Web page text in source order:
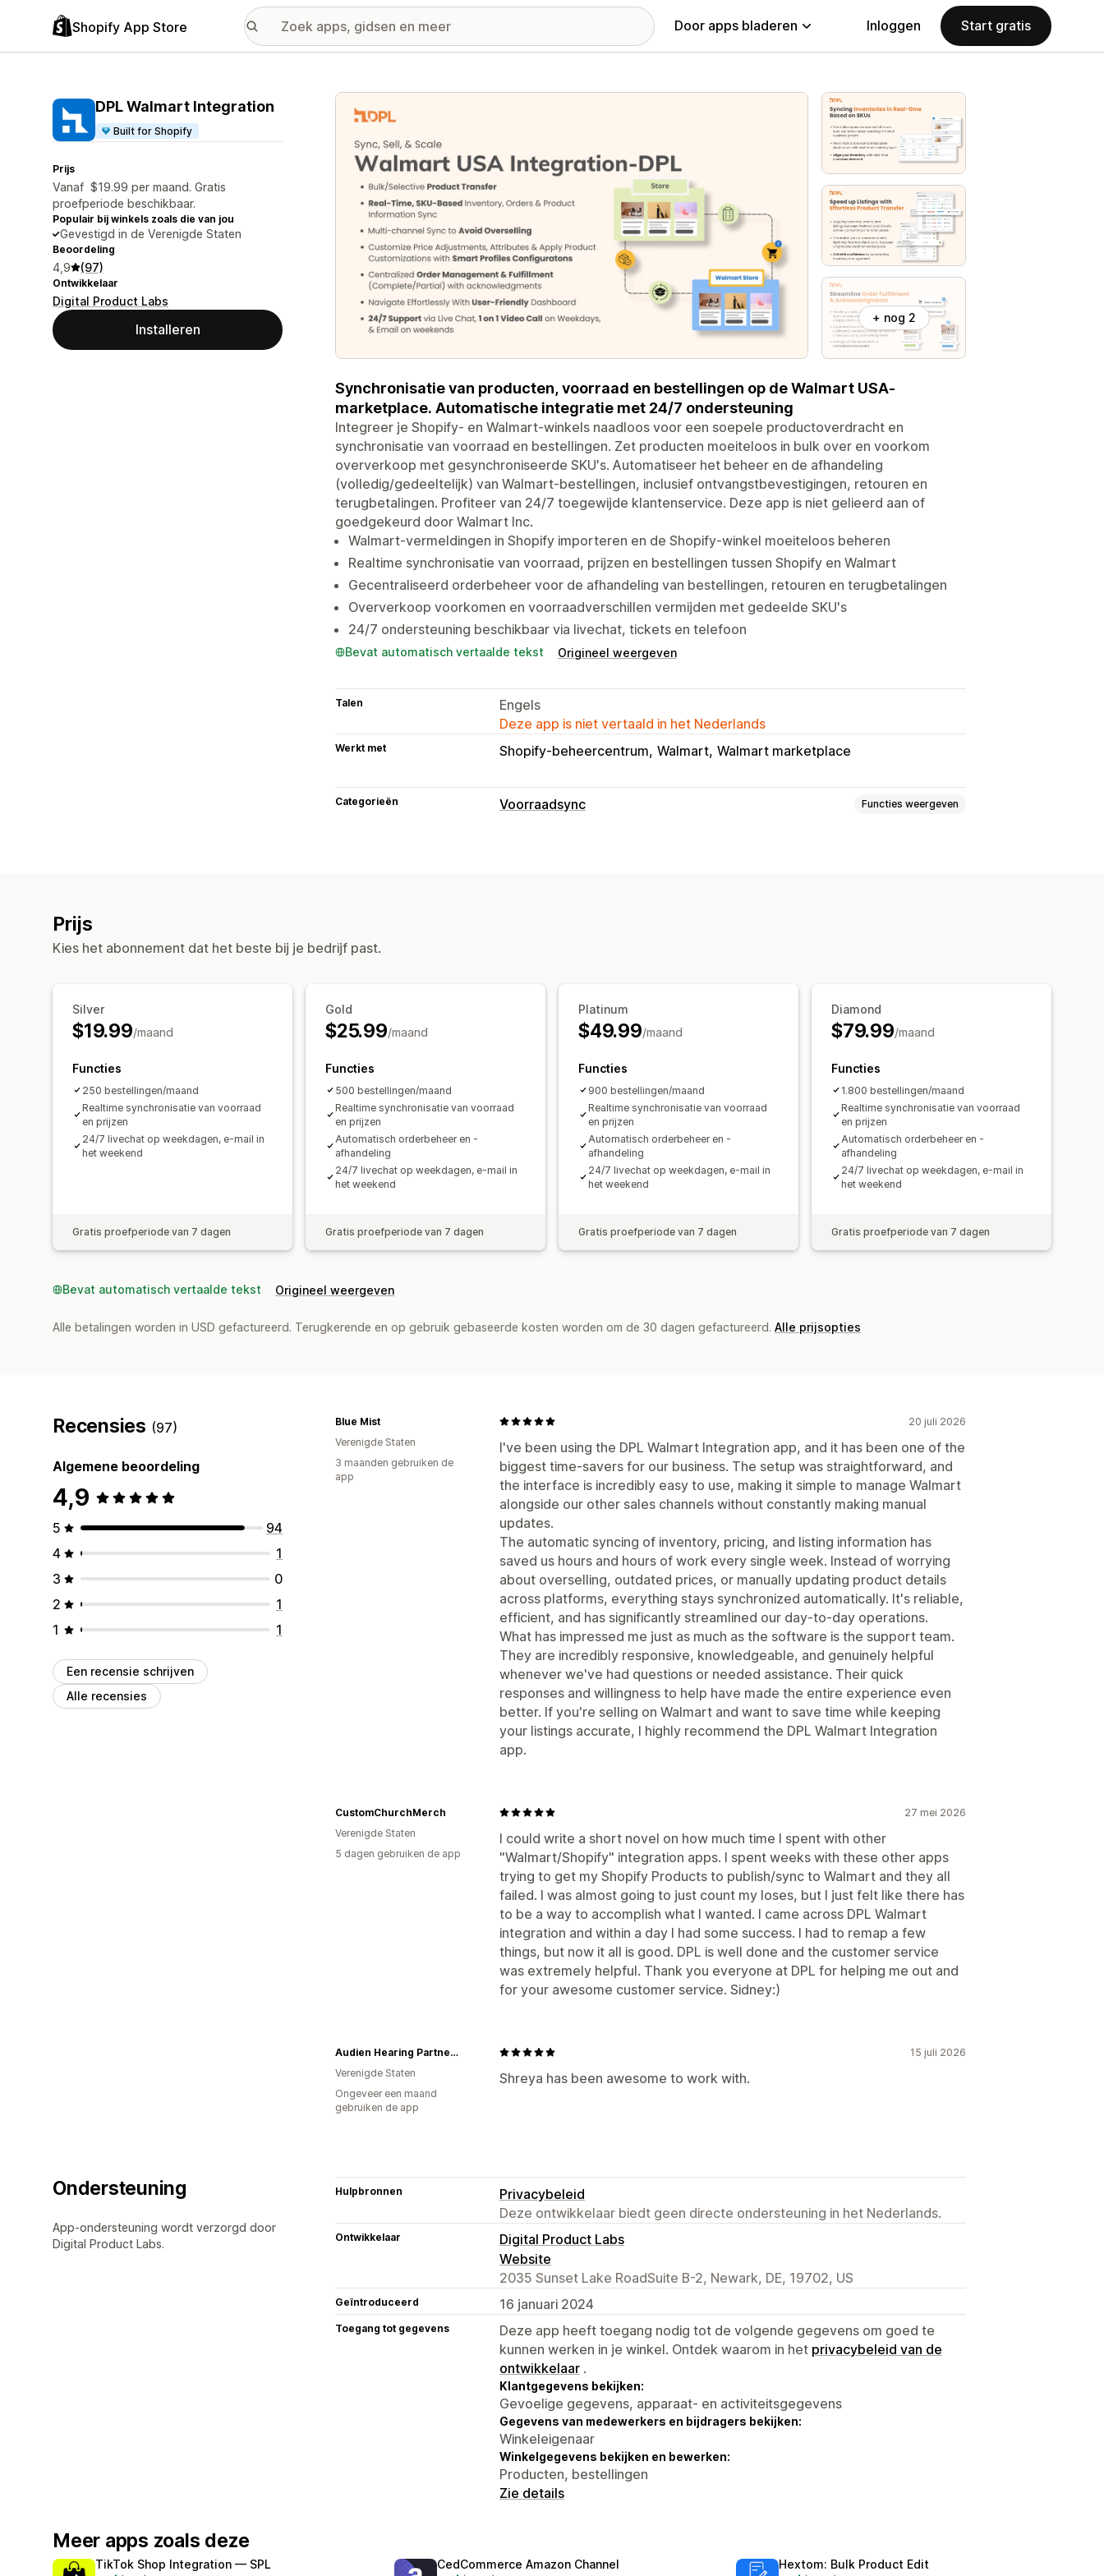
Shopify App Store Door apps bladeren Inloggen Start gratis
DPL Walmart Integration
Built for Shopify
Prijs
Vanaf $19.99 per maand. Gratis
proefperiode beschikbaar.
Populair bij winkels zoals die van jou
Gevestigd in de Verenigde Staten
Beoordeling
4,9 (97)
Ontwikkelaar
Digital Product Labs
Installeren
Galerij met uitgelichte afbeeldingen
+ nog 2
Synchronisatie van producten, voorraad en bestellingen op de Walmart USA-
marketplace. Automatische integratie met 24/7 ondersteuning
Integreer je Shopify- en Walmart-winkels naadloos voor een soepele productoverdracht en
synchronisatie van voorraad en bestellingen. Zet producten moeiteloos in bulk over en voorkom
oververkoop met gesynchroniseerde SKU's. Automatiseer het beheer en de afhandeling
(volledig/gedeeltelijk) van Walmart-bestellingen, inclusief ontvangstbevestigingen, retouren en
terugbetalingen. Profiteer van 24/7 toegewijde klantenservice. Deze app is niet gelieerd aan of
goedgekeurd door Walmart Inc.
Walmart-vermeldingen in Shopify importeren en de Shopify-winkel moeiteloos beheren
Realtime synchronisatie van voorraad, prijzen en bestellingen tussen Shopify en Walmart
Gecentraliseerd orderbeheer voor de afhandeling van bestellingen, retouren en terugbetalingen
Oververkoop voorkomen en voorraadverschillen vermijden met gedeelde SKU's
24/7 ondersteuning beschikbaar via livechat, tickets en telefoon
Bevat automatisch vertaalde tekst Origineel weergeven
Talen
Engels
Deze app is niet vertaald in het Nederlands
Werkt met Shopify-beheercentrum Walmart Walmart marketplace
Categorieën Voorraadsync Functies weergeven
Voorraadmeldingen
Gedetailleerde logboeken
Prijs
Kies het abonnement dat het beste bij je bedrijf past.
Silver
$19.99/maand
Functies
250 bestellingen/maand
Realtime synchronisatie van voorraad
en prijzen
24/7 livechat op weekdagen, e-mail in
het weekend
Gratis proefperiode van 7 dagen
Gold
$25.99/maand
Functies
500 bestellingen/maand
Realtime synchronisatie van voorraad
en prijzen
Automatisch orderbeheer en -
afhandeling
24/7 livechat op weekdagen, e-mail in
het weekend
Gratis proefperiode van 7 dagen
Platinum
$49.99/maand
Functies
900 bestellingen/maand
Realtime synchronisatie van voorraad
en prijzen
Automatisch orderbeheer en -
afhandeling
24/7 livechat op weekdagen, e-mail in
het weekend
Gratis proefperiode van 7 dagen
Diamond
$79.99/maand
Functies
1.800 bestellingen/maand
Realtime synchronisatie van voorraad
en prijzen
Automatisch orderbeheer en -
afhandeling
24/7 livechat op weekdagen, e-mail in
het weekend
Gratis proefperiode van 7 dagen
Bevat automatisch vertaalde tekst Origineel weergeven
Alle betalingen worden in USD gefactureerd. Terugkerende en op gebruik gebaseerde kosten worden om de 30 dagen gefactureerd. Alle prijsopties
Recensies (97)
Algemene beoordeling
4,9
5
94
4
1
3
0
2
1
1
1
Een recensie schrijven
Alle recensies
20 juli 2026
I've been using the DPL Walmart Integration app, and it has been one of the
biggest time-savers for our business. The setup was straightforward, and
the interface is incredibly easy to use, making it simple to manage Walmart
alongside our other sales channels without constantly making manual
updates.
The automatic syncing of inventory, pricing, and listing information has
saved us hours and hours of work every single week. Instead of worrying
about overselling, outdated prices, or manually updating product details
across platforms, everything stays synchronized automatically. It's reliable,
efficient, and has significantly streamlined our day-to-day operations.
What has impressed me just as much as the software is the support team.
They are incredibly responsive, knowledgeable, and genuinely helpful
whenever we've had questions or needed assistance. Their quick
responses and willingness to help have made the entire experience even
better. If you're selling on Walmart and want to save time while keeping
your listings accurate, I highly recommend the DPL Walmart Integration
app.
Blue Mist
Verenigde Staten
3 maanden gebruiken de
app
27 mei 2026
I could write a short novel on how much time I spent with other
"Walmart/Shopify" integration apps. I spent weeks with these other apps
trying to get my Shopify Products to publish/sync to Walmart and they all
failed. I was almost going to just count my loses, but I just felt like there has
to be a way to accomplish what I wanted. I came across DPL Walmart
integration and within a day I had some success. I had to remap a few
things, but now it all is good. DPL is well done and the customer service
was extremely helpful. Thank you everyone at DPL for helping me out and
for your awesome customer service. Sidney:)
CustomChurchMerch
Verenigde Staten
5 dagen gebruiken de app
15 juli 2026
Shreya has been awesome to work with.
Audien Hearing Partners
Verenigde Staten
Ongeveer een maand
gebruiken de app
Ondersteuning
App-ondersteuning wordt verzorgd door
Digital Product Labs.
Hulpbronnen
Privacybeleid
Deze ontwikkelaar biedt geen directe ondersteuning in het Nederlands.
Ontwikkelaar
Digital Product Labs
Website
2035 Sunset Lake RoadSuite B-2, Newark, DE, 19702, US
Geïntroduceerd 16 januari 2024
Toegang tot gegevens
Deze app heeft toegang nodig tot de volgende gegevens om goed te
kunnen werken in je winkel. Ontdek waarom in het privacybeleid van de
ontwikkelaar .
Klantgegevens bekijken:
Gevoelige gegevens, apparaat- en activiteitsgegevens
Gegevens van medewerkers en bijdragers bekijken:
Winkeleigenaar
Winkelgegevens bekijken en bewerken:
Producten, bestellingen
Zie details
Meer apps zoals deze
TikTok Shop Integration — SPL CedCommerce Amazon Channel Hextom: Bulk Product Edit